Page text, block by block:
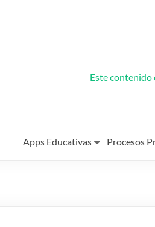
Este contenido
Apps Educativas Procesos